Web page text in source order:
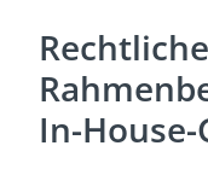
Rechtliche
In-